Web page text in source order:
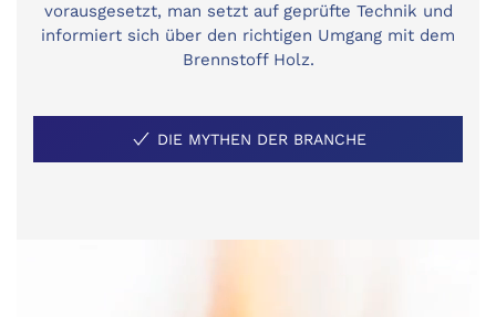
vorausgesetzt, man setzt auf geprüfte Technik und
informiert sich über den richtigen Umgang mit dem
Brennstoff Holz.
DIE MYTHEN DER BRANCHE